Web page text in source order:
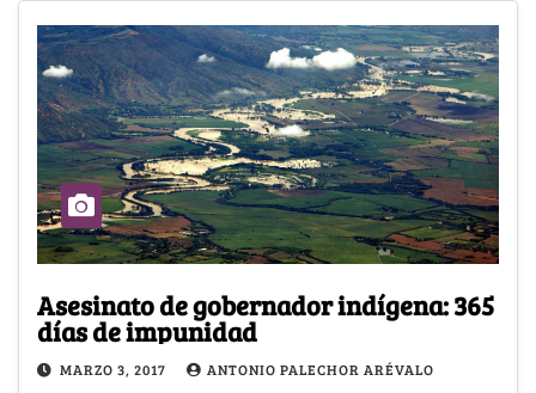
Asesinato de gobernador indígena: 365
días de impunidad
MARZO 3, 2017 ANTONIO PALECHOR ARÉVALO